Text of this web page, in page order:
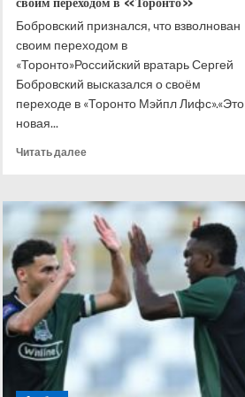
Бобровский признался, что взволнован
своим переходом в
«Торонто»Российский вратарь Сергей
Бобровский высказался о своём
переходе в «Торонто Мэйпл Лифс».«Это
новая...
Читать далееПрочитать
Бобровский
признался,
что
взволнован
своим
переходом
в
«Торонто»